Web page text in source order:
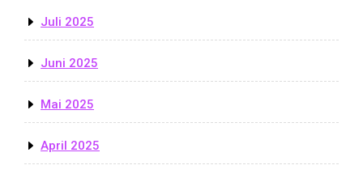
Juli 2025
Juni 2025
Mai 2025
April 2025